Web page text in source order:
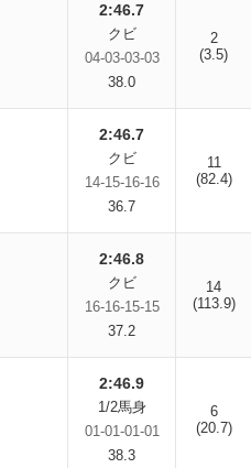
2:46.7
クビ
04-03-03-03
38.0
2
(3.5)
2:46.7
クビ
14-15-16-16
36.7
11
(82.4)
2:46.8
クビ
16-16-15-15
37.2
14
(113.9)
2:46.9
1/2馬身
01-01-01-01
38.3
6
(20.7)